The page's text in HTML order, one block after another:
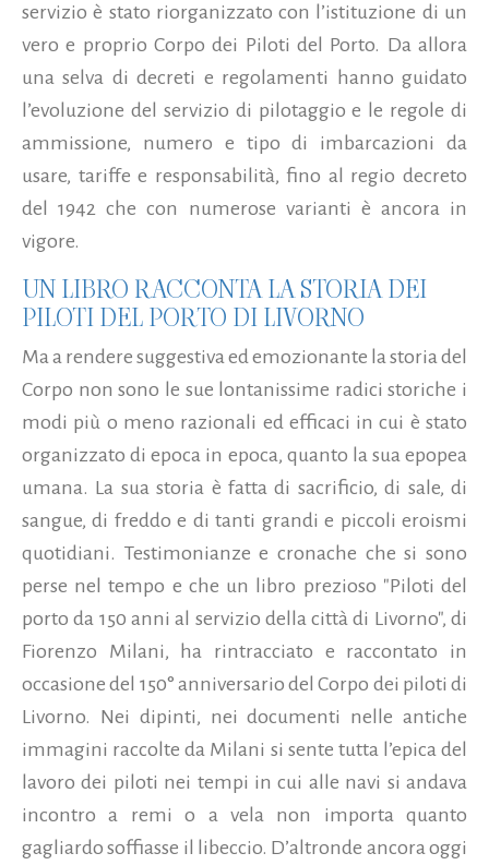
servizio è stato riorganizzato con l’istituzione di un
vero e proprio Corpo dei Piloti del Porto. Da allora
una selva di decreti e regolamenti hanno guidato
l’evoluzione del servizio di pilotaggio e le regole di
ammissione, numero e tipo di imbarcazioni da
usare, tariffe e responsabilità, fino al regio decreto
del 1942 che con numerose varianti è ancora in
vigore.
UN LIBRO RACCONTA LA STORIA DEI
PILOTI DEL PORTO DI LIVORNO
Ma a rendere suggestiva ed emozionante la storia del
Corpo non sono le sue lontanissime radici storiche i
modi più o meno razionali ed efficaci in cui è stato
organizzato di epoca in epoca, quanto la sua epopea
umana. La sua storia è fatta di sacrificio, di sale, di
sangue, di freddo e di tanti grandi e piccoli eroismi
quotidiani. Testimonianze e cronache che si sono
perse nel tempo e che un libro prezioso "Piloti del
porto da 150 anni al servizio della città di Livorno", di
Fiorenzo Milani, ha rintracciato e raccontato in
occasione del 150° anniversario del Corpo dei piloti di
Livorno. Nei dipinti, nei documenti nelle antiche
immagini raccolte da Milani si sente tutta l’epica del
lavoro dei piloti nei tempi in cui alle navi si andava
incontro a remi o a vela non importa quanto
gagliardo soffiasse il libeccio. D’altronde ancora oggi